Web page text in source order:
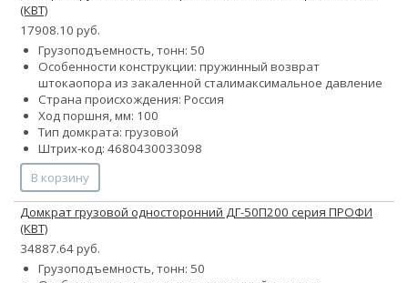
(КВТ)
17908.10 руб.
Грузоподъемность, тонн: 50
Особенности конструкции: пружинный возврат
штокаопора из закаленной сталимаксимальное давление
Страна происхождения: Россия
Ход поршня, мм: 100
Тип домкрата: грузовой
Штрих-код: 4680430033098
В корзину
Домкрат грузовой односторонний ДГ-50П200 серия ПРОФИ
(КВТ)
34887.64 руб.
Грузоподъемность, тонн: 50